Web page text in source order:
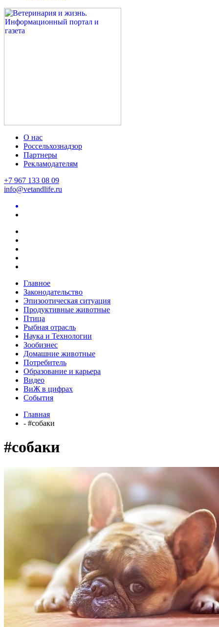
О нас
Россельхознадзор
Партнеры
Рекламодателям
+7 967 133 08 09
info@vetandlife.ru
Главное
Законодательство
Эпизоотическая ситуация
Продуктивные животные
Птица
Рыбная отрасль
Наука и Технологии
Зообизнес
Домашние животные
Потребитель
Образование и карьера
Видео
ВиЖ в цифрах
События
Главная
- #собаки
#собаки